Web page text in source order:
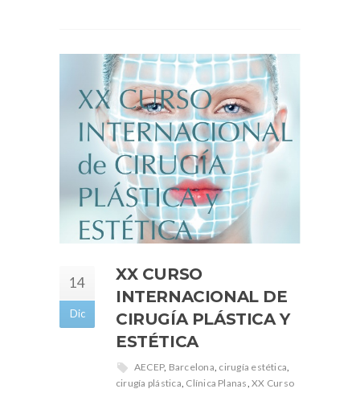
14
Dic
XX CURSO
INTERNACIONAL DE
CIRUGÍA PLÁSTICA Y
ESTÉTICA
AECEP, Barcelona, cirugía estética,
cirugía plástica, Clínica Planas,XX Curso